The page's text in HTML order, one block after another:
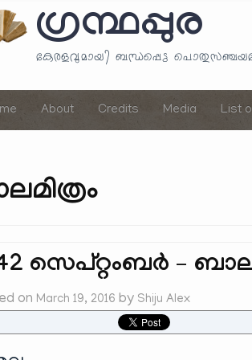
ഗ്രന്ഥപ്പുര
കേരളവുമായി ബന്ധപ്പെട്ട
About Credits Media List
സെപ്റ്റംബർ –
on March 19, 2016 by Shiju Alex